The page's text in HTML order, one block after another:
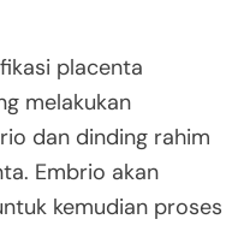
placenta
melakukan
dan dinding rahim
Embrio akan
kemudian proses